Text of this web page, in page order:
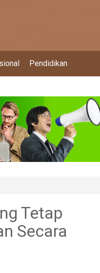
Pendidikan
Tetap
Secara